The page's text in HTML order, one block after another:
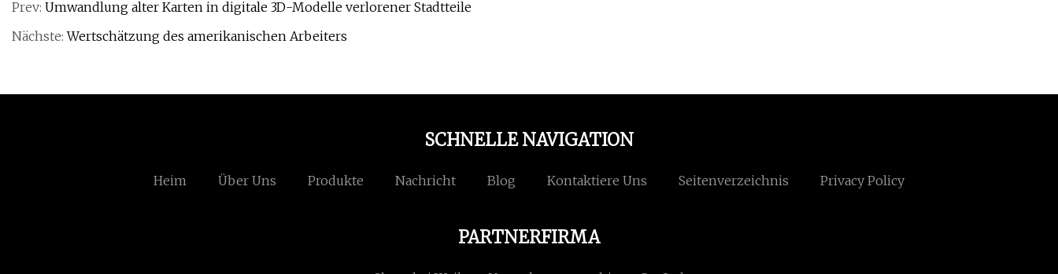
Prev: Umwandlung alter Karten in digitale 3D-Modelle verlorener Stadtteile
Nächste:Wertschätzung des amerikanischen Arbeiters
SCHNELLE NAVIGATION
Heim Über Uns Produkte Nachricht Blog Kontaktiere Uns Seitenverzeichnis Privacy Policy
PARTNERFIRMA